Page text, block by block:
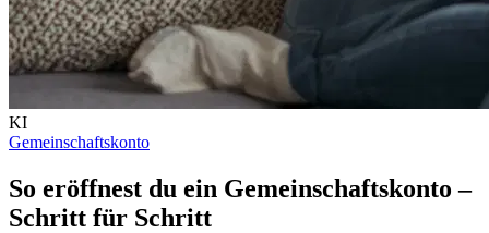
KI
Gemeinschaftskonto
So eröffnest du ein Gemeinschaftskonto –
Schritt für Schritt